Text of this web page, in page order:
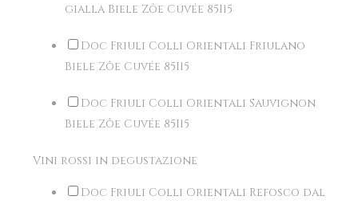
gialla Biele Zôe Cuvée 85I15
Doc Friuli Colli Orientali Friulano
Biele Zôe Cuvée 85I15
Doc Friuli Colli Orientali Sauvignon
Biele Zôe Cuvée 85I15
Vini rossi in degustazione
Doc Friuli Colli Orientali Refosco dal